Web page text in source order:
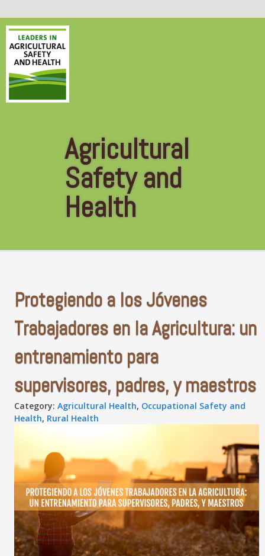
Skip to main content
Agricultural
Safety and
Health
Protegiendo a los Jóvenes
Trabajadores en la Agricultura: un
entrenamiento para
supervisores, padres, y maestros
Category:Agricultural Health, Occupational Safety and
Health, Rural Health